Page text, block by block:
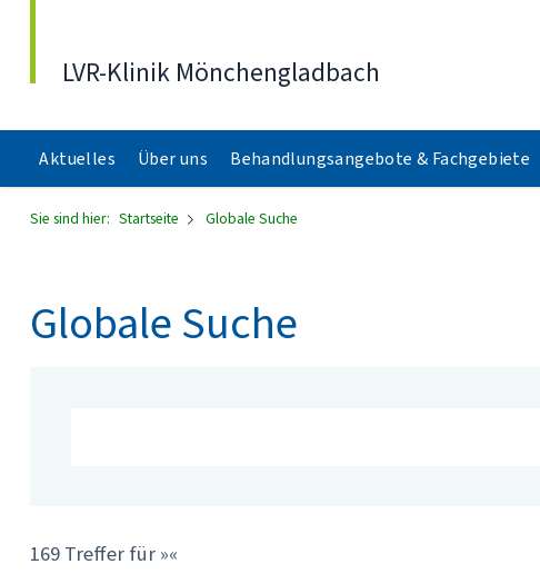
LVR-Klinik Mönchengladbach
Aktuelles Über uns Behandlungsangebote & Fachgebiete
Sie sind hier: Startseite Globale Suche
Globale Suche
169 Treffer für »«